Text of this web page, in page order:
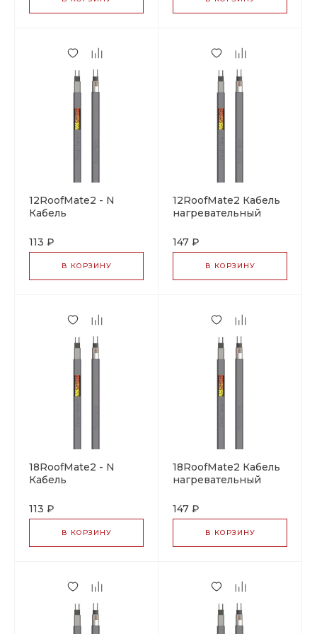
12RoofMate2 - N
Кабель
саморегулирующийся
113 ₽
В КОРЗИНУ
12RoofMate2 Кабель
нагревательный
147 ₽
В КОРЗИНУ
18RoofMate2 - N
Кабель
саморегулирующийся
113 ₽
В КОРЗИНУ
18RoofMate2 Кабель
нагревательный
147 ₽
В КОРЗИНУ